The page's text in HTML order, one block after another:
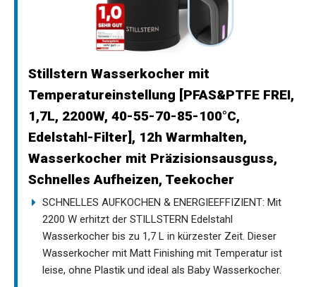
Stillstern Wasserkocher mit
Temperatureinstellung [PFAS&PTFE FREI,
1,7L, 2200W, 40-55-70-85-100°C,
Edelstahl-Filter], 12h Warmhalten,
Wasserkocher mit Präzisionsausguss,
Schnelles Aufheizen, Teekocher
SCHNELLES AUFKOCHEN & ENERGIEEFFIZIENT: Mit
2200 W erhitzt der STILLSTERN Edelstahl
Wasserkocher bis zu 1,7 L in kürzester Zeit. Dieser
Wasserkocher mit Matt Finishing mit Temperatur ist
leise, ohne Plastik und ideal als Baby Wasserkocher.